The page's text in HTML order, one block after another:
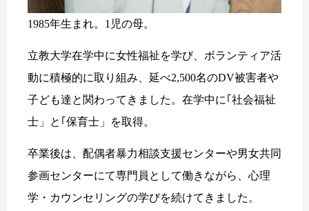
1985年生まれ。1児の母。
立教大学在学中に女性福祉を学び、ボランティア活
動に積極的に取り組み、延べ2,500名のDV被害者や
子ども達と関わってきました。在学中に｢社会福祉
士」と｢保育士」を取得。
卒業後は、配偶者暴力相談支援センターや男女共同
参画センターにて専門員として働きながら、心理
学・カウンセリングの学びを続けてきました。